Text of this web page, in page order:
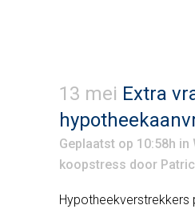
13 mei Extra
Geplaatst op 10:58h in
koopstress door
Hypotheekverstrekkers